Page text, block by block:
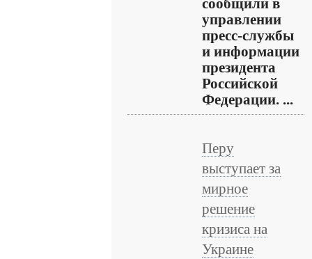
сообщили в
управлении
пресс-службы
и информации
президента
Российской
Федерации. ...
Перу
выступает за
мирное
решение
кризиса на
Украине